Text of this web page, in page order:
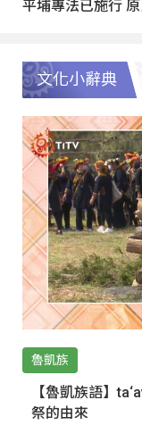
平埔專法已施行
文化小辭典
魯凱族
【魯凱族語】
祭的由來